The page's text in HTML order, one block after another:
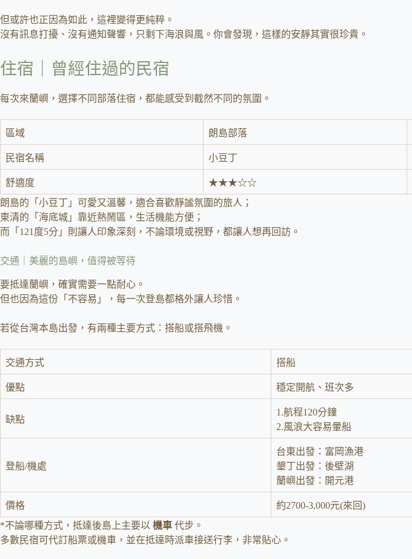
但或許也正因為如此，這裡變得更純粹。
沒有訊息打擾、沒有通知聲響，只剩下海浪與風。你會發現，這樣的安靜其實很珍貴。
住宿｜曾經住過的民宿
每次來蘭嶼，選擇不同部落住宿，都能感受到截然不同的氛圍。
區域 朗島部落
民宿名稱 小豆丁
舒適度 ★★★☆☆
朗島的「小豆丁」可愛又溫馨，適合喜歡靜謐氛圍的旅人；
東清的「海底城」靠近熱鬧區，生活機能方便；
而「121度5分」則讓人印象深刻，不論環境或視野，都讓人想再回訪。
交通｜美麗的島嶼，值得被等待
要抵達蘭嶼，確實需要一點耐心。
但也因為這份「不容易」，每一次登島都格外讓人珍惜。
若從台灣本島出發，有兩種主要方式：搭船或搭飛機。
交通方式 搭船
優點 穩定開航、班次多
缺點
1.航程120分鐘
2.風浪大容易暈船
登船/機處
台東出發：富岡漁港
墾丁出發：後壁湖
蘭嶼出發：開元港
價格 約2700-3,000元(來回)
*不論哪種方式，抵達後島上主要以 機車 代步。
多數民宿可代訂船票或機車，並在抵達時派車接送行李，非常貼心。